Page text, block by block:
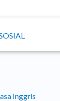
Inggris